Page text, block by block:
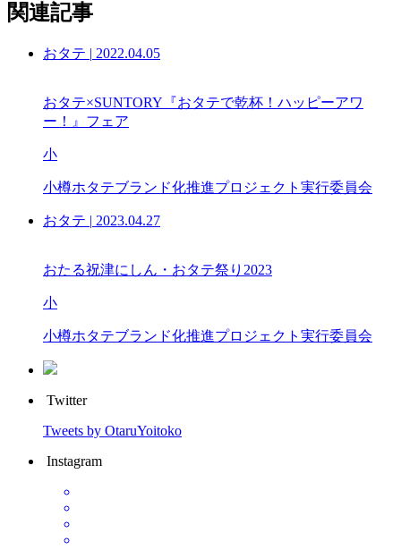
関連記事
おタテ | 2022.04.05
おタテ×SUNTORY『おタテで乾杯！ハッピーアワ
ー！』フェア
小
小樽ホタテブランド化推進プロジェクト実行委員会
おタテ | 2023.04.27
おたる祝津にしん・おタテ祭り2023
小
小樽ホタテブランド化推進プロジェクト実行委員会
Twitter
Tweets by OtaruYoitoko
Instagram